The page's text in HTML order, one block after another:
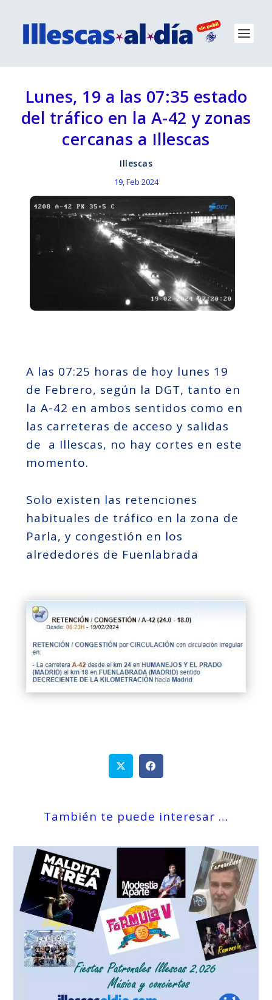
Lunes, 19 a las 07:35 estado
del tráfico en la A-42 y zonas
cercanas a Illescas
Illescas
19, Feb 2024
A las 07:25 horas de hoy lunes 19
de Febrero, según la DGT, tanto en
la A-42 en ambos sentidos como en
las carreteras de acceso y salidas
de a Illescas, no hay cortes en este
momento.
Solo existen las retenciones
habituales de tráfico en la zona de
Parla, y congestión en los
alrededores de Fuenlabrada
También te puede interesar …